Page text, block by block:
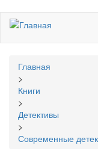
Перейти
основному
Вы
здесь
Главная
>
Книги
>
Детективы
>
Современные